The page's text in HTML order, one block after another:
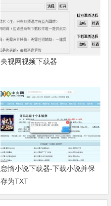
央视网视频下载器
怠惰小说下载器-下载小说并保
存为TXT